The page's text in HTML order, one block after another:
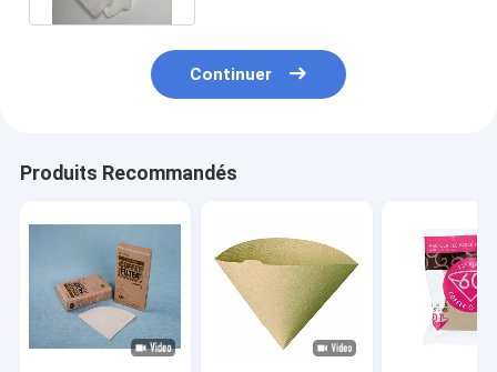
Continuer
Produits Recommandés